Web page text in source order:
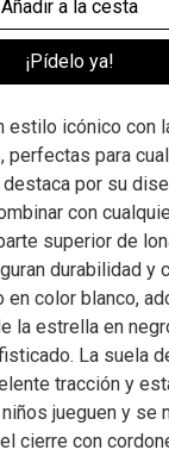
¡Pídelo ya!
estilo icónico con
perfectas para
por su
con
superior de
durabilidad y
en color blanco,
la estrella en
La suela
tracción y
jueguen y se
cierre con